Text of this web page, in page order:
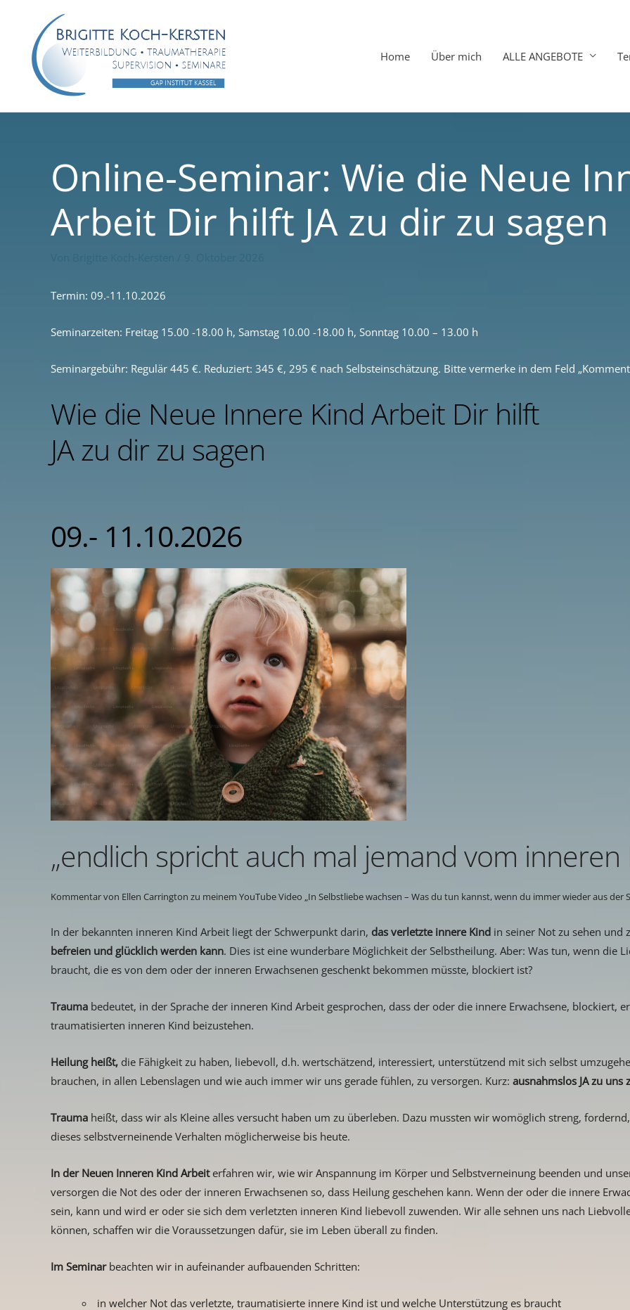
springen
Home Über mich ALLE ANGEBOTE
Online-Seminar: Wie die Neue
Arbeit Dir hilft JA zu dir zu sagen
Termin: 09.-11.10.2026
Seminarzeiten: Freitag 15.00 -18.00 h, Samstag 10.00 -18.00 h, Sonntag 10.00 – 13.00 h
Seminargebühr: Regulär 445 €. Reduziert: 345 €, 295 € nach Selbsteinschätzung. Bitte vermerke in dem Feld
Wie die Neue Innere Kind Arbeit Dir hilft
JA zu dir zu sagen
09.- 11.10.2026
„endlich spricht auch mal jemand vom inneren
Kommentar von Ellen Carrington zu meinem YouTube Video „In Selbstliebe wachsen – Was du tun kannst, wenn du immer wieder aus der
In der bekannten inneren Kind Arbeit liegt der Schwerpunkt darin, das verletzte innere Kind in seiner Not zu sehen und
befreien und glücklich werden kann. Dies ist eine wunderbare Möglichkeit der Selbstheilung. Aber: Was tun, wenn die
braucht, die es von dem oder der inneren Erwachsenen geschenkt bekommen müsste, blockiert ist?
Trauma bedeutet, in der Sprache der inneren Kind Arbeit gesprochen, dass der oder die innere Erwachsene, blockiert,
traumatisierten inneren Kind beizustehen.
Heilung heißt, die Fähigkeit zu haben, liebevoll, d.h. wertschätzend, interessiert, unterstützend mit sich selbst
brauchen, in allen Lebenslagen und wie auch immer wir uns gerade fühlen, zu versorgen. Kurz: ausnahmslos JA zu uns
Trauma heißt, dass wir als Kleine alles versucht haben um zu überleben. Dazu mussten wir womöglich streng,
dieses selbstverneinende Verhalten möglicherweise bis heute.
In der Neuen Inneren Kind Arbeiterfahren wir, wie wir Anspannung im Körper und Selbstverneinung beenden und
versorgen die Not des oder der inneren Erwachsenen so, dass Heilung geschehen kann. Wenn der oder die innere
sein, kann und wird er oder sie sich dem verletzten inneren Kind liebevoll zuwenden. Wir alle sehnen uns nach
können, schaffen wir die Voraussetzungen dafür, sie im Leben überall zu finden.
Im Seminar beachten wir in aufeinander aufbauenden Schritten:
in welcher Not das verletzte, traumatisierte innere Kind ist und welche Unterstützung es braucht